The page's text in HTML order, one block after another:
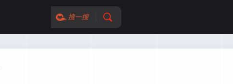
搜一搜